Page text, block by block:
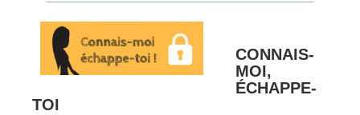
CONNAIS-
MOI,
ÉCHAPPE-
TOI